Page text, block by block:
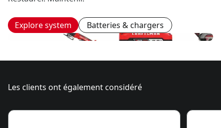
Explore system Batteries & chargers
Les clients ont également considéré